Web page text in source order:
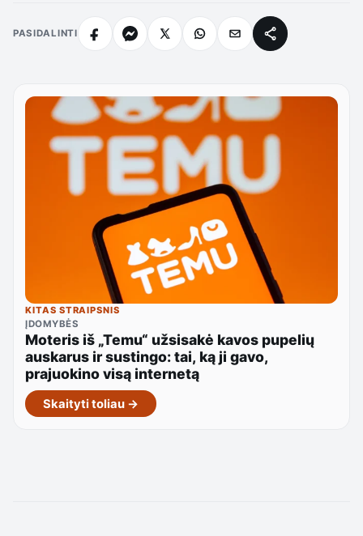
PASIDALINTI
KITAS STRAIPSNIS
ĮDOMYBĖS
Moteris iš „Temu“ užsisakė kavos pupelių
auskarus ir sustingo: tai, ką ji gavo,
prajuokino visą internetą
Skaityti toliau →